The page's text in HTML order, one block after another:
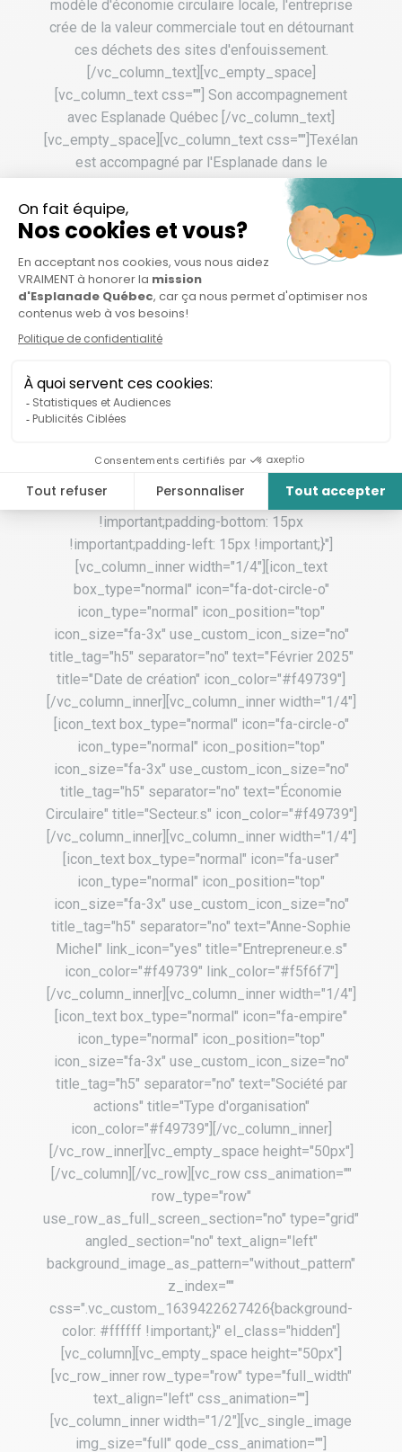
modèle d'économie circulaire locale, l'entreprise
crée de la valeur commerciale tout en détournant
ces déchets des sites d'enfouissement.
[/vc_column_text][vc_empty_space]
[vc_column_text css=""] Son accompagnement
avec Esplanade Québec [/vc_column_text]
[vc_empty_space][vc_column_text css=""]Texélan
est accompagné par l'Esplanade dans le
Circulaire[/vc_column_text][/vc_column_inner]
[/vc_row_inner][vc_empty_space][/vc_column]
[/vc_row][vc_row css_animation=""
row_type="row"
use_row_as_full_screen_section="no"
type="full_width" angled_section="no"
text_align="left"
z_index=""][vc_column][vc_empty_space
height="50px"][vc_row_inner row_type="row"
css_animation="element_from_top"
css=".vc_custom_1637612660313{padding-top:
15px !important;padding-right: 15px
!important;padding-bottom: 15px
!important;padding-left: 15px !important;}"]
[vc_column_inner width="1/4"][icon_text
box_type="normal" icon="fa-dot-circle-o"
icon_type="normal" icon_position="top"
icon_size="fa-3x" use_custom_icon_size="no"
title_tag="h5" separator="no" text="Février 2025"
title="Date de création" icon_color="#f49739"]
[/vc_column_inner][vc_column_inner width="1/4"]
[icon_text box_type="normal" icon="fa-circle-o"
icon_type="normal" icon_position="top"
icon_size="fa-3x" use_custom_icon_size="no"
title_tag="h5" separator="no" text="Économie
Circulaire" title="Secteur.s" icon_color="#f49739"]
[/vc_column_inner][vc_column_inner width="1/4"]
[icon_text box_type="normal" icon="fa-user"
icon_type="normal" icon_position="top"
icon_size="fa-3x" use_custom_icon_size="no"
title_tag="h5" separator="no" text="Anne-Sophie
Michel" link_icon="yes" title="Entrepreneur.e.s"
icon_color="#f49739" link_color="#f5f6f7"]
[/vc_column_inner][vc_column_inner width="1/4"]
[icon_text box_type="normal" icon="fa-empire"
icon_type="normal" icon_position="top"
icon_size="fa-3x" use_custom_icon_size="no"
title_tag="h5" separator="no" text="Société par
actions" title="Type d'organisation"
icon_color="#f49739"][/vc_column_inner]
[/vc_row_inner][vc_empty_space height="50px"]
[/vc_column][/vc_row][vc_row css_animation=""
row_type="row"
use_row_as_full_screen_section="no" type="grid"
angled_section="no" text_align="left"
background_image_as_pattern="without_pattern"
z_index=""
css=".vc_custom_1639422627426{background-
color: #ffffff !important;}" el_class="hidden"]
[vc_column][vc_empty_space height="50px"]
[vc_row_inner row_type="row" type="full_width"
text_align="left" css_animation=""]
[vc_column_inner width="1/2"][vc_single_image
img_size="full" qode_css_animation=""]